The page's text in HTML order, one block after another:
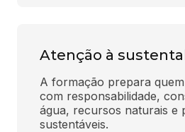
Atenção à
A formação prepara
com responsabilidade,
água, recursos naturais e
sustentáveis.